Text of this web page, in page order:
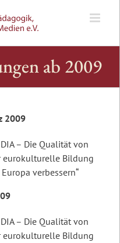
ab 2009
2009
– Die Qualität von
Bildung
verbessern“
– Die Qualität von
Bildung